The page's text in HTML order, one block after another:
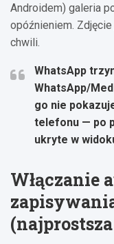
Androidem) galeria
opóźnieniem.
chwili.
WhatsApp
WhatsApp/
go nie
telefonu — po
ukryte w
Włączanie